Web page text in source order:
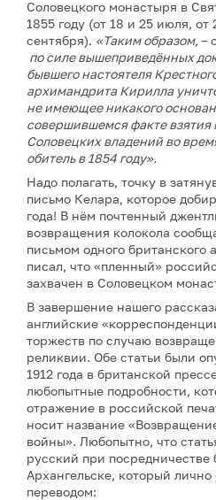
Соловецкого монастыря в
1855 году (от 18 и 25 июля, от
сентября). «Таким образом, –
по силе вышеприведённых
бывшего настоятеля
архимандрита Кирилла
не имеющее никакого
совершившемся факте взятия
Соловецких владений во
обитель в 1854 году».
Надо полагать, точку в
письмо Келара, которое
года! В нём почтенный
возвращения колокола
письмом одного британского
писал, что «пленный»
захвачен в Соловецком
В завершение нашего
английские
торжеств по случаю
реликвии. Обе статьи были
1912 года в британской
любопытные подробности,
отражение в российской
носит название
войны». Любопытно, что
русский при посредничестве
Архангельске, который
переводом: